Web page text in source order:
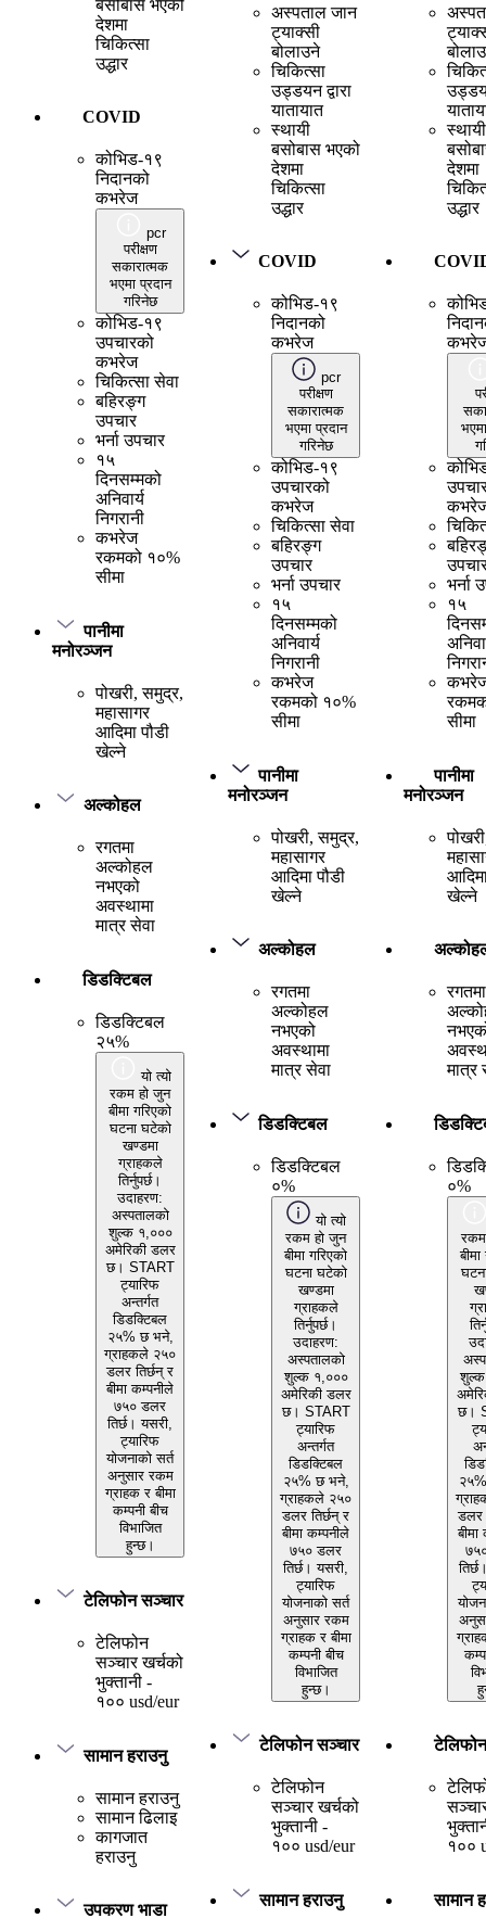
बसोबास भएको
देशमा
चिकित्सा
उद्धार
COVID
कोभिड-१९
निदानको
कभरेज
pcr
परीक्षण
सकारात्मक
भएमा प्रदान
गरिनेछ
कोभिड-१९
उपचारको
कभरेज
चिकित्सा सेवा
बहिरङ्ग
उपचार
भर्ना उपचार
१५
दिनसम्मको
अनिवार्य
निगरानी
कभरेज
रकमको १०%
सीमा
पानीमा
मनोरञ्जन
पोखरी, समुद्र,
महासागर
आदिमा पौडी
खेल्ने
अल्कोहल
रगतमा
अल्कोहल
नभएको
अवस्थामा
मात्र सेवा
डिडक्टिबल
डिडक्टिबल
२५%
यो त्यो
रकम हो जुन
बीमा गरिएको
घटना घटेको
खण्डमा
ग्राहकले
तिर्नुपर्छ।
उदाहरण:
अस्पतालको
शुल्क १,०००
अमेरिकी डलर
छ। START
ट्यारिफ
अन्तर्गत
डिडक्टिबल
२५% छ भने,
ग्राहकले २५०
डलर तिर्छन् र
बीमा कम्पनीले
७५० डलर
तिर्छ। यसरी,
ट्यारिफ
योजनाको सर्त
अनुसार रकम
ग्राहक र बीमा
कम्पनी बीच
विभाजित
हुन्छ।
टेलिफोन सञ्चार
टेलिफोन
सञ्चार खर्चको
भुक्तानी -
१०० usd/eur
सामान हराउनु
सामान हराउनु
सामान ढिलाइ
कागजात
हराउनु
उपकरण भाडा
अस्पताल जान
ट्याक्सी
बोलाउने
चिकित्सा
उड्डयन द्वारा
यातायात
स्थायी
बसोबास भएको
देशमा
चिकित्सा
उद्धार
COVID
कोभिड-१९
निदानको
कभरेज
pcr
परीक्षण
सकारात्मक
भएमा प्रदान
गरिनेछ
कोभिड-१९
उपचारको
कभरेज
चिकित्सा सेवा
बहिरङ्ग
उपचार
भर्ना उपचार
१५
दिनसम्मको
अनिवार्य
निगरानी
कभरेज
रकमको १०%
सीमा
पानीमा
मनोरञ्जन
पोखरी, समुद्र,
महासागर
आदिमा पौडी
खेल्ने
अल्कोहल
रगतमा
अल्कोहल
नभएको
अवस्थामा
मात्र सेवा
डिडक्टिबल
डिडक्टिबल
०%
यो त्यो
रकम हो जुन
बीमा गरिएको
घटना घटेको
खण्डमा
ग्राहकले
तिर्नुपर्छ।
उदाहरण:
अस्पतालको
शुल्क १,०००
अमेरिकी डलर
छ। START
ट्यारिफ
अन्तर्गत
डिडक्टिबल
२५% छ भने,
ग्राहकले २५०
डलर तिर्छन् र
बीमा कम्पनीले
७५० डलर
तिर्छ। यसरी,
ट्यारिफ
योजनाको सर्त
अनुसार रकम
ग्राहक र बीमा
कम्पनी बीच
विभाजित
हुन्छ।
टेलिफोन सञ्चार
टेलिफोन
सञ्चार खर्चको
भुक्तानी -
१०० usd/eur
सामान हराउनु
स्थायी
देशमा
उद्धार
भर्ना
१५
सीमा
पानीमा
मनोरञ्जन
खेल्ने
रगतमा
मात्र
०%
छ।
डलर
१००
सामान